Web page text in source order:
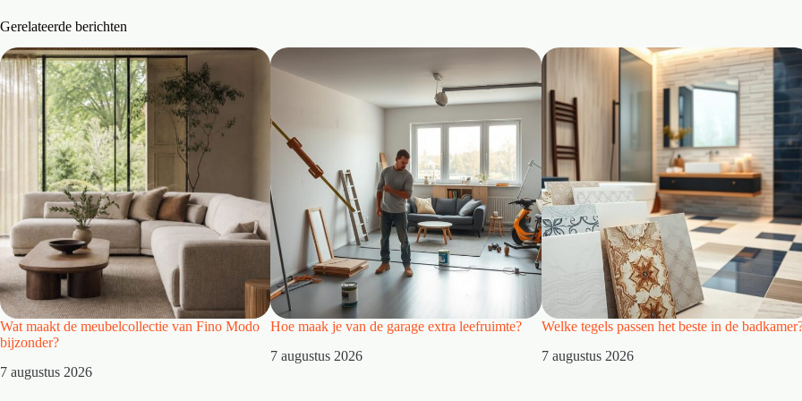
Gerelateerde berichten
Wat maakt de meubelcollectie van Fino Modo
bijzonder?
7 augustus 2026
Hoe maak je van de garage extra leefruimte?
7 augustus 2026
Welke tegels passen het beste in de
7 augustus 2026